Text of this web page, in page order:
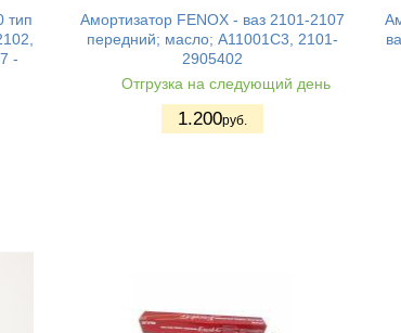
тип
-
Амортизатор FENOX - ваз 2101-2107
передний; масло; A11001C3, 2101-
2905402
Отгрузка на следующий день
1.200руб.